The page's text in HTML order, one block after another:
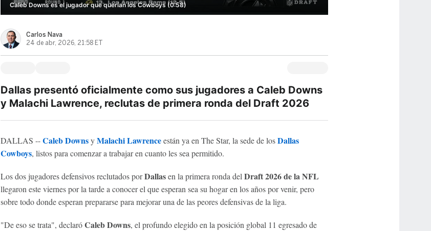
Caleb Downs es el jugador que querían los Cowboys (0:58)
Carlos Nava
24 de abr, 2026, 21:58 ET
Dallas presentó oficialmente como sus jugadores a Caleb Downs
y Malachi Lawrence, reclutas de primera ronda del Draft 2026
DALLAS --Caleb DownsyMalachi Lawrenceestán ya en The Star, la sede de losDallas
Cowboys, listos para comenzar a trabajar en cuanto les sea permitido.
Los dos jugadores defensivos reclutados porDallasen la primera ronda del Draft 2026 de la NFL
llegaron este viernes por la tarde a conocer el que esperan sea su hogar en los años por venir, pero
sobre todo donde esperan prepararse para mejorar una de las peores defensivas de la liga.
"De eso se trata", declaróCaleb Downs, el profundo elegido en la posición global 11 egresado de